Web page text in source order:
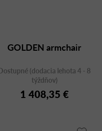
GOLDEN armchair
(dodacia lehota 4 - 8
týždňov)
1 408,35 €